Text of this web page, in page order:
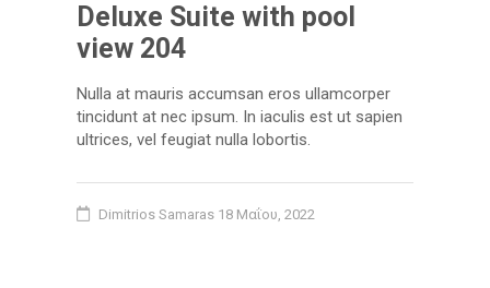
Deluxe Suite with pool
view 204
Nulla at mauris accumsan eros ullamcorper
tincidunt at nec ipsum. In iaculis est ut sapien
ultrices, vel feugiat nulla lobortis.
Dimitrios Samaras 18 Μαΐου, 2022